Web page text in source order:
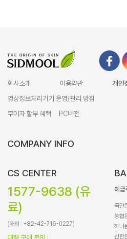
회사소개 이용약관 개인
영상정보처리기기 운영/관리 방침
무이자 할부 혜택
PC버전
COMPANY INFO
CS CENTER
1577-9638 (유
료)
(해외 : +82-42-716-0227)
예금
국
농
하
신한